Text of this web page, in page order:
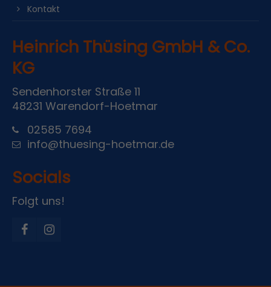
Kontakt
Heinrich Thüsing GmbH & Co.
KG
Sendenhorster Straße 11
48231 Warendorf-Hoetmar
02585 7694
info@thuesing-hoetmar.de
Socials
Folgt uns!